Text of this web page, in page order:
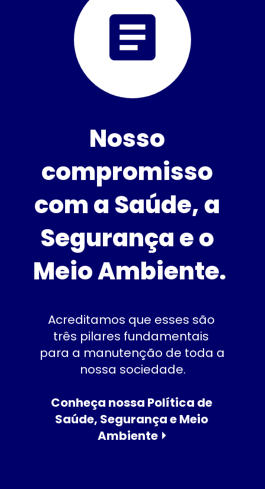
Nosso
compromisso
com a Saúde, a
Segurança e o
Meio Ambiente.
Acreditamos que esses são
três pilares fundamentais
para a manutenção de toda a
nossa sociedade.
Conheça nossa Política de
Saúde, Segurança e Meio
Ambiente ⏵